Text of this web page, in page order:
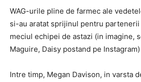
WAG-urile pline de farmec ale
si-au aratat sprijinul pentru
meciul echipei de astazi (in imagine,
Maguire, Daisy postand pe Instagram)
Intre timp, Megan Davison, in varsta